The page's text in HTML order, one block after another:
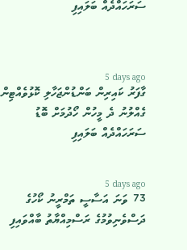
ސަރަހައްދެއް ބަލައިފި
5 days ago
ގާފަރު ކައިރިން ބަންޑުންޖަހާލި ކޮޅުވެއްޓިން
ގެއްލުނު ދެ މީހުން ހޯދުމަށް ބޮޑު
ސަރަހައްދެއް ބަލައިފި
5 days ago
73 ވަނަ އަސާސީ ތަމްރީނު ކޯހުގެ
ދަސްވެނިވުމުގެ ރަސްމިއްޔާތު ބާއްވައިފި